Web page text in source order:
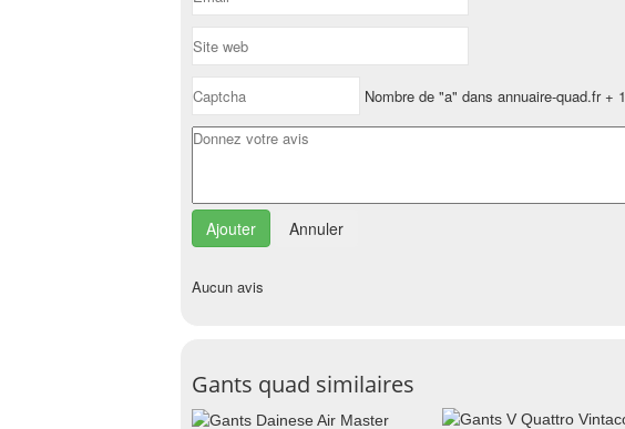
Nombre de "a" dans annuaire-quad.fr + 1
Annuler
Aucun avis
Gants quad similaires